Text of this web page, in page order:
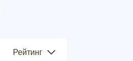
Рейтинг